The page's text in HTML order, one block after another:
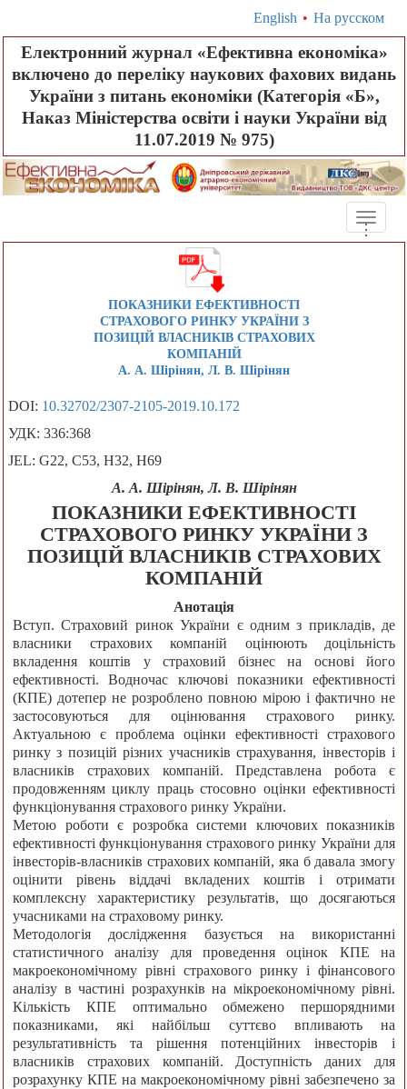
English • На русском
Електронний журнал «Ефективна економіка»
включено до переліку наукових фахових видань
України з питань економіки (Категорія «Б»,
Наказ Міністерства освіти і науки України від
11.07.2019 № 975)
Toggle
...
ПОКАЗНИКИ ЕФЕКТИВНОСТІ
СТРАХОВОГО РИНКУ УКРАЇНИ З
ПОЗИЦІЙ ВЛАСНИКІВ СТРАХОВИХ
КОМПАНІЙ
А. А. Шірінян, Л. В. Шірінян
DOI: 10.32702/2307-2105-2019.10.172
УДК: 336:368
JEL: G22, C53, H32, H69
А. А. Шірінян, Л. В. Шірінян
ПОКАЗНИКИ ЕФЕКТИВНОСТІ
СТРАХОВОГО РИНКУ УКРАЇНИ З
ПОЗИЦІЙ ВЛАСНИКІВ СТРАХОВИХ
КОМПАНІЙ
Анотація
Вступ. Страховий ринок України є одним з прикладів, де
власники страхових компаній оцінюють доцільність
вкладення коштів у страховий бізнес на основі його
ефективності. Водночас ключові показники ефективності
(КПЕ) дотепер не розроблено повною мірою і фактично не
застосовуються для оцінювання страхового ринку.
Актуальною є проблема оцінки ефективності страхового
ринку з позицій різних учасників страхування, інвесторів і
власників страхових компаній. Представлена робота є
продовженням циклу праць стосовно оцінки ефективності
функціонування страхового ринку України.
Метою роботи є розробка системи ключових показників
ефективності функціонування страхового ринку України для
інвесторів-власників страхових компаній, яка б давала змогу
оцінити рівень віддачі вкладених коштів і отримати
комплексну характеристику результатів, що досягаються
учасниками на страховому ринку.
Методологія дослідження базується на використанні
статистичного аналізу для проведення оцінок КПЕ на
макроекономічному рівні страхового ринку і фінансового
аналізу в частині розрахунків на мікроекономічному рівні.
Кількість КПЕ оптимально обмежено першорядними
показниками, які найбільш суттєво впливають на
результативність та рішення потенційних інвесторів і
власників страхових компаній. Доступність даних для
розрахунку КПЕ на макроекономічному рівні забезпечено за